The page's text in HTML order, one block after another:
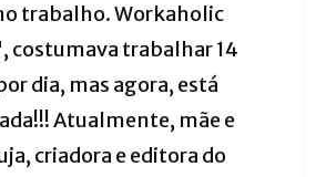
trabalho. Workaholic
costumava trabalhar 14
dia, mas agora, está
Atualmente, mãe e
criadora e editora do